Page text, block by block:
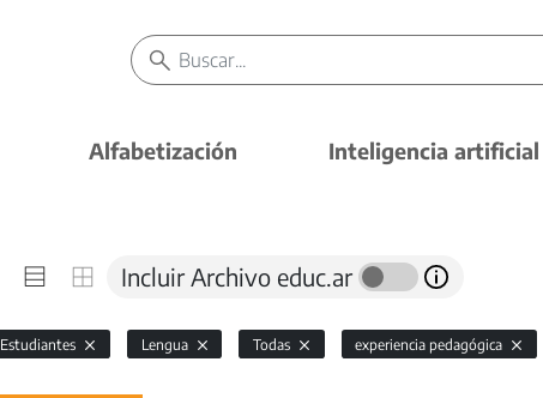
Alfabetización Inteligencia artificial
Incluir Archivo educ.ar
Estudiantes Lengua Todas experiencia pedagógica